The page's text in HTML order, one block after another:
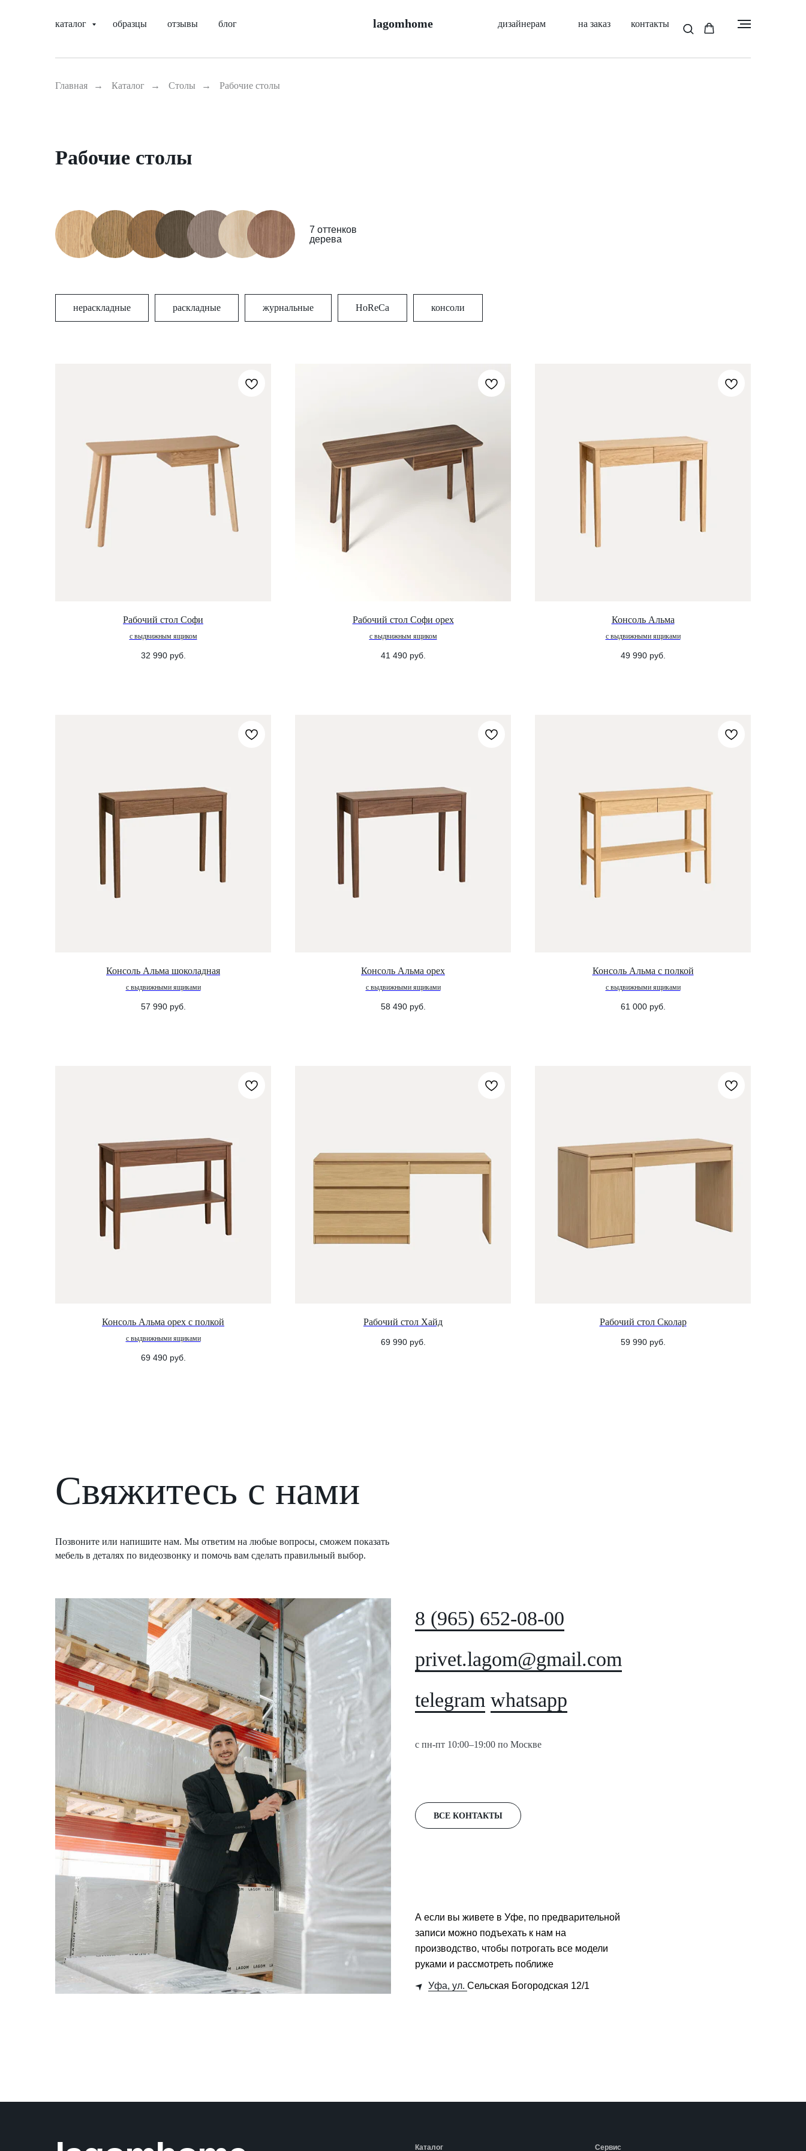
lagomhome
каталог образцы отзывы блог дизайнерам на заказ контакты
Главная → Каталог → Столы → Рабочие столы
Рабочие столы
7 оттенков
дерева
нераскладные раскладные журнальные HoReCa консоли
Рабочий стол Софи
с выдвижным ящиком
32 990 руб.
Рабочий стол Софи орех
с выдвижным ящиком
41 490 руб.
Консоль Альма
с выдвижными ящиками
49 990 руб.
Консоль Альма шоколадная
с выдвижными ящиками
57 990 руб.
Консоль Альма орех
с выдвижными ящиками
58 490 руб.
Консоль Альма с полкой
с выдвижными ящиками
61 000 руб.
Консоль Альма орех с полкой
с выдвижными ящиками
69 490 руб.
Рабочий стол Хайд
69 990 руб.
Рабочий стол Сколар
59 990 руб.
Свяжитесь с нами
Позвоните или напишите нам. Мы ответим на любые вопросы, сможем показать
мебель в деталях по видеозвонку и помочь вам сделать правильный выбор.
8 (965) 652-08-00
privet.lagom@gmail.com
telegram whatsapp
с пн-пт 10:00–19:00 по Москве
ВСЕ КОНТАКТЫ
А если вы живете в Уфе, по предварительной
записи можно подъехать к нам на
производство, чтобы потрогать все модели
руками и рассмотреть поближе
Уфа, ул. Сельская Богородская 12/1
Каталог Сервис